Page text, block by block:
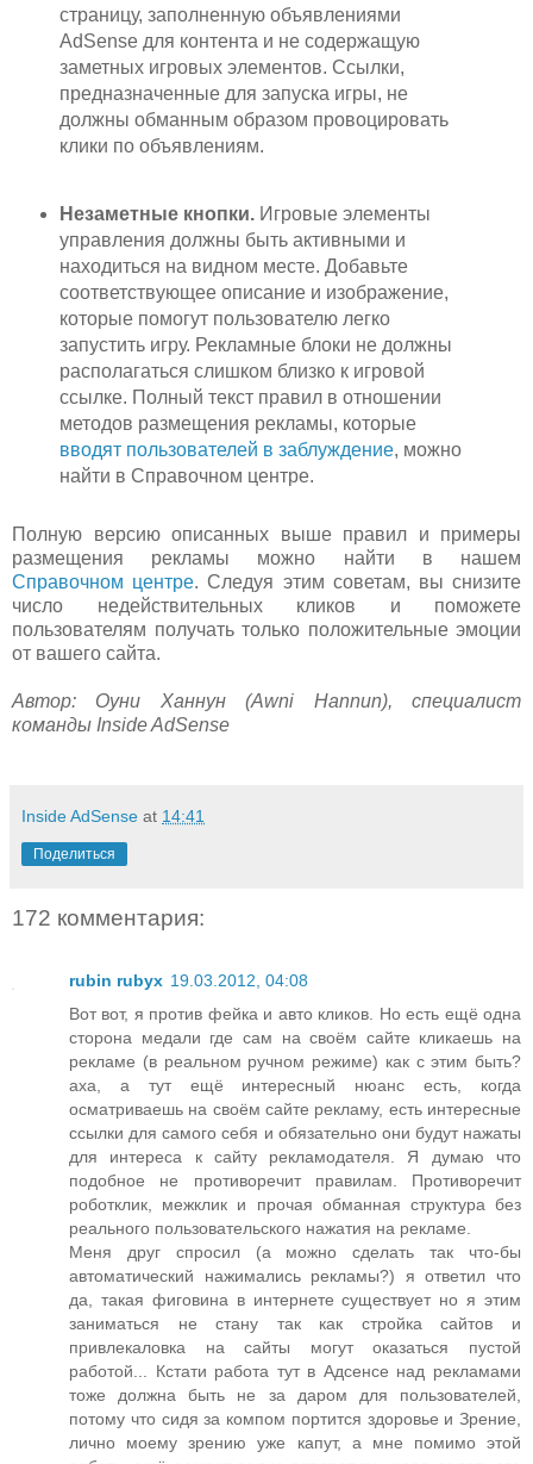
страницу, заполненную объявлениями
AdSense для контента и не содержащую
заметных игровых элементов. Ссылки,
предназначенные для запуска игры, не
должны обманным образом провоцировать
клики по объявлениям.
Незаметные кнопки.Игровые элементы
управления должны быть активными и
находиться на видном месте. Добавьте
соответствующее описание и изображение,
которые помогут пользователю легко
запустить игру. Рекламные блоки не должны
располагаться слишком близко к игровой
ссылке. Полный текст правил в отношении
методов размещения рекламы, которые
вводят пользователей в заблуждение, можно
найти в Справочном центре.
Полную версию описанных выше правил и примеры
размещения рекламы можно найти в нашем
Справочном центре. Следуя этим советам, вы снизите
число недействительных кликов и поможете
пользователям получать только положительные эмоции
от вашего сайта.
Автор: Оуни Ханнун (Awni Hannun), специалист
команды Inside AdSense
Inside AdSense at 14:41
Поделиться
172 комментария:
rubin rubyx 19.03.2012, 04:08
Вот вот, я против фейка и авто кликов. Но есть ещё одна
сторона медали где сам на своём сайте кликаешь на
рекламе (в реальном ручном режиме) как с этим быть?
аха, а тут ещё интересный нюанс есть, когда
осматриваешь на своём сайте рекламу, есть интересные
ссылки для самого себя и обязательно они будут нажаты
для интереса к сайту рекламодателя. Я думаю что
подобное не противоречит правилам. Противоречит
роботклик, межклик и прочая обманная структура без
реального пользовательского нажатия на рекламе.
Меня друг спросил (а можно сделать так что-бы
автоматический нажимались рекламы?) я ответил что
да, такая фиговина в интернете существует но я этим
заниматься не стану так как стройка сайтов и
привлекаловка на сайты могут оказаться пустой
работой... Кстати работа тут в Адсенсе над рекламами
тоже должна быть не за даром для пользователей,
потому что сидя за компом портится здоровье и Зрение,
лично моему зрению уже капут, а мне помимо этой